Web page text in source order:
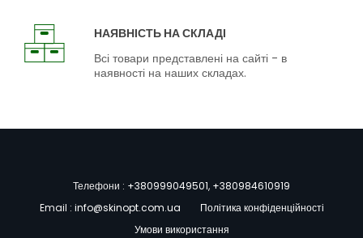
НАЯВНІСТЬ НА СКЛАДІ
Всі товари представлені на сайті - в
наявності на наших складах.
Телефони : +380999049501, +380984610919
Email : info@skinopt.com.ua
Політика конфіденційності
Умови використання